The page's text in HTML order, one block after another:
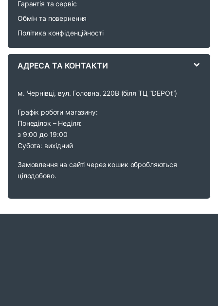
Гарантія та сервіс
Обмін та повернення
Політика конфіденційності
АДРЕСА ТА КОНТАКТИ
м. Чернівці, вул. Головна, 220В (біля ТЦ “DEPOt”)
Графік роботи магазину:
Понеділок – Неділя:
з 9:00 до 19:00
Субота: вихідний
Замовлення на сайті через кошик обробляються
цілодобово.